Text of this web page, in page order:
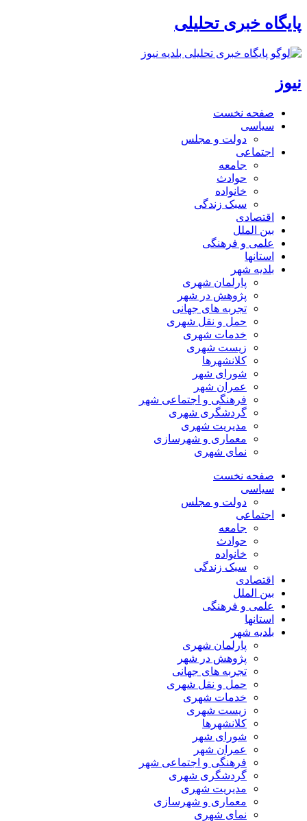
پایگاه خبری تحلیلی
نیوز
صفحه نخست
سیاسی
دولت و مجلس
اجتماعی
جامعه
حوادث
خانواده
سبک زندگی
اقتصادی
بین الملل
علمی و فرهنگی
استانها
بلدیه شهر
پارلمان شهری
پژوهش در شهر
تجربه های جهانی
حمل و نقل شهری
خدمات شهری
زیست شهری
کلانشهرها
شورای شهر
عمران شهر
فرهنگی و اجتماعی شهر
گردشگری شهری
مدیریت شهری
معماری و شهرسازی
نمای شهری
صفحه نخست
سیاسی
دولت و مجلس
اجتماعی
جامعه
حوادث
خانواده
سبک زندگی
اقتصادی
بین الملل
علمی و فرهنگی
استانها
بلدیه شهر
پارلمان شهری
پژوهش در شهر
تجربه های جهانی
حمل و نقل شهری
خدمات شهری
زیست شهری
کلانشهرها
شورای شهر
عمران شهر
فرهنگی و اجتماعی شهر
گردشگری شهری
مدیریت شهری
معماری و شهرسازی
نمای شهری